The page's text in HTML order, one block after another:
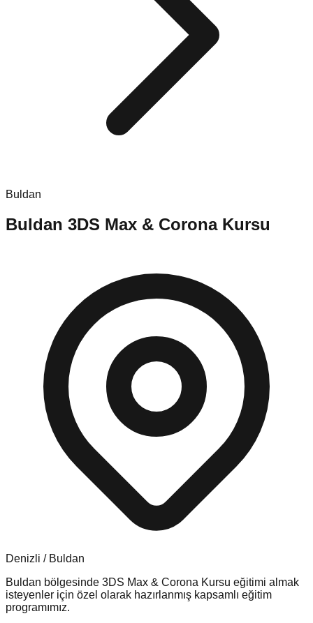
Buldan
Buldan 3DS Max & Corona Kursu
Denizli / Buldan
Buldan bölgesinde 3DS Max & Corona Kursu eğitimi almak
isteyenler için özel olarak hazırlanmış kapsamlı eğitim
programımız.